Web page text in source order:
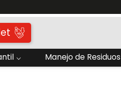
Manejo de Residuos